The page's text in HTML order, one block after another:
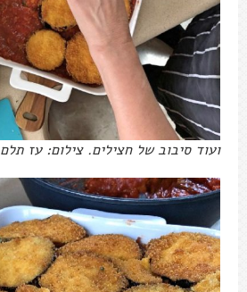
ועוד סיבוב של חצילים. צילום: עז תלם